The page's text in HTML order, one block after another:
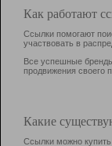
Как работают
Ссылки помогают
участвовать в
Все успешные
продвижения своего
Какие
Ссылки можно